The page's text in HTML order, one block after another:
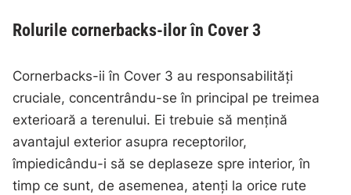
Rolurile cornerbacks-ilor în Cover 3
Cornerbacks-ii în Cover 3 au responsabilități
cruciale, concentrându-se în principal pe treimea
exterioară a terenului. Ei trebuie să mențină
avantajul exterior asupra receptorilor,
împiedicându-i să se deplaseze spre interior, în
timp ce sunt, de asemenea, atenți la orice rute